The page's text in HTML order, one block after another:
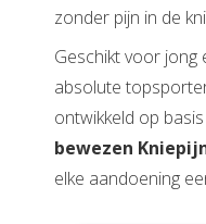
zonder pijn in de
Geschikt voor
absolute
ontwikkeld op
bewezen
elke aandoening